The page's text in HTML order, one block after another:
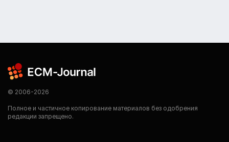
© 2006-2026
Полное и частичное копирование материалов без одобрения
редакции запрещено.